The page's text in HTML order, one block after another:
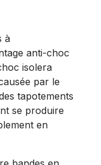
à
anti-choc
isolera
par le
tapotements
se produire
en